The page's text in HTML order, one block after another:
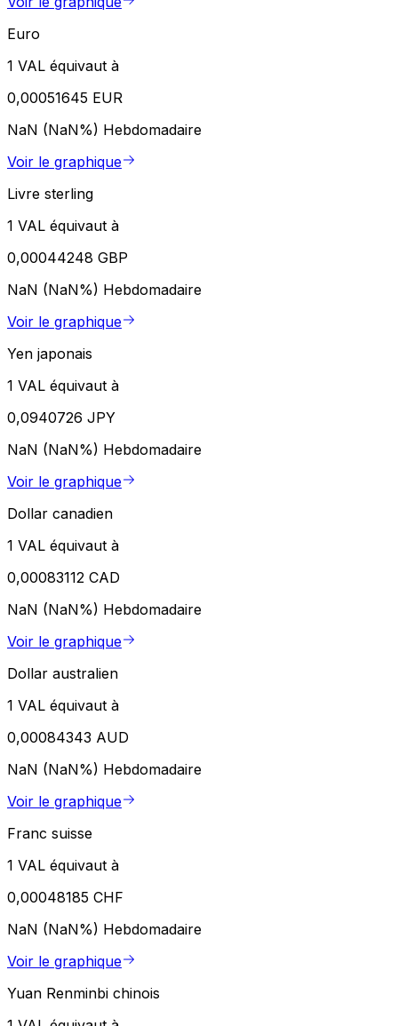
Euro
1 VAL équivaut à
0,00051645 EUR
NaN (NaN%) Hebdomadaire
Voir le graphique
Livre sterling
1 VAL équivaut à
0,00044248 GBP
NaN (NaN%) Hebdomadaire
Voir le graphique
Yen japonais
1 VAL équivaut à
0,0940726 JPY
NaN (NaN%) Hebdomadaire
Voir le graphique
Dollar canadien
1 VAL équivaut à
0,00083112 CAD
NaN (NaN%) Hebdomadaire
Voir le graphique
Dollar australien
1 VAL équivaut à
0,00084343 AUD
NaN (NaN%) Hebdomadaire
Voir le graphique
Franc suisse
1 VAL équivaut à
0,00048185 CHF
NaN (NaN%) Hebdomadaire
Voir le graphique
Yuan Renminbi chinois